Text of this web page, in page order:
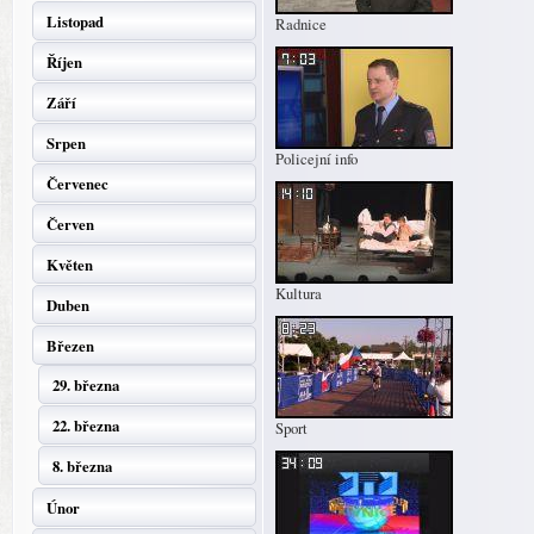
Listopad
Říjen
Září
Srpen
Červenec
Červen
Květen
Duben
Březen
29. března
22. března
8. března
Únor
Radnice
Policejní info
Kultura
Sport